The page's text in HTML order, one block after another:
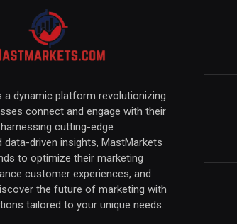
a dynamic platform revolutionizing
connect and engage with their
cutting-edge
data-driven insights, MastMarkets
to optimize their marketing
customer experiences, and
the future of marketing with
tailored to your unique needs.